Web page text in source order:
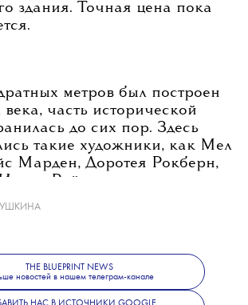
здания. Точная цена пока
метров был построен
часть исторической
до сих пор. Здесь
такие художники, как Мел
Марден, Доротея Рокберн,
Райнер и другие
была продана резиденция
Раушенберга
ее купил курорт South Seas
THE BLUEPRINT NEWS
новостей в нашем телеграм-канале
НАС В ИСТОЧНИКИ GOOGLE